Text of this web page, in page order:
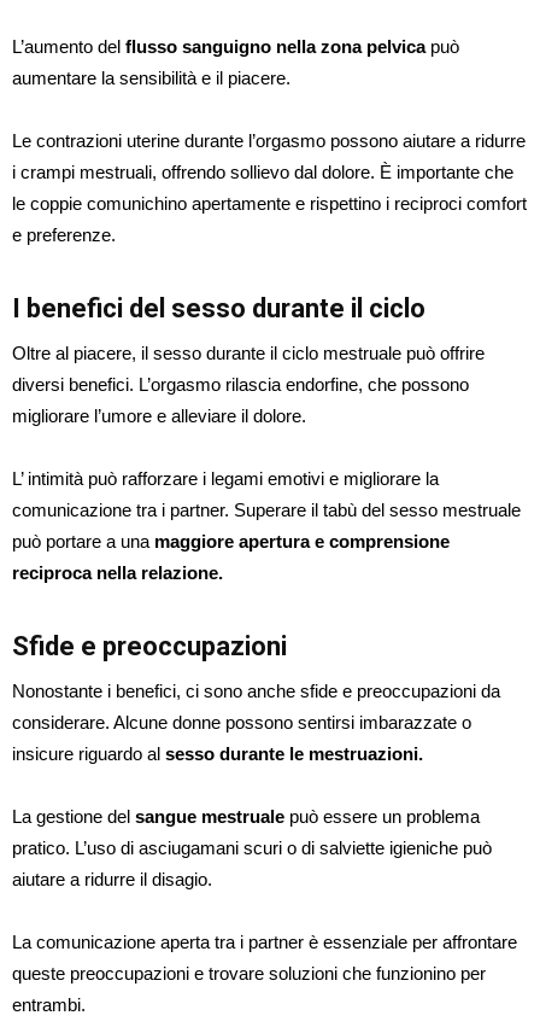
L’aumento del flusso sanguigno nella zona pelvicapuò
aumentare la sensibilità e il piacere.
Le contrazioni uterine durante l’orgasmo possono aiutare a ridurre
i crampi mestruali, offrendo sollievo dal dolore. È importante che
le coppie comunichino apertamente e rispettino i reciproci comfort
e preferenze.
I benefici del sesso durante il ciclo
Oltre al piacere, il sesso durante il ciclo mestruale può offrire
diversi benefici. L’orgasmo rilascia endorfine, che possono
migliorare l’umore e alleviare il dolore.
L’ intimità può rafforzare i legami emotivi e migliorare la
comunicazione tra i partner. Superare il tabù del sesso mestruale
può portare a una maggiore apertura e comprensione
reciproca nella relazione.
Sfide e preoccupazioni
Nonostante i benefici, ci sono anche sfide e preoccupazioni da
considerare. Alcune donne possono sentirsi imbarazzate o
insicure riguardo al sesso durante le mestruazioni.
La gestione del sangue mestruale può essere un problema
pratico. L’uso di asciugamani scuri o di salviette igieniche può
aiutare a ridurre il disagio.
La comunicazione aperta tra i partner è essenziale per affrontare
queste preoccupazioni e trovare soluzioni che funzionino per
entrambi.